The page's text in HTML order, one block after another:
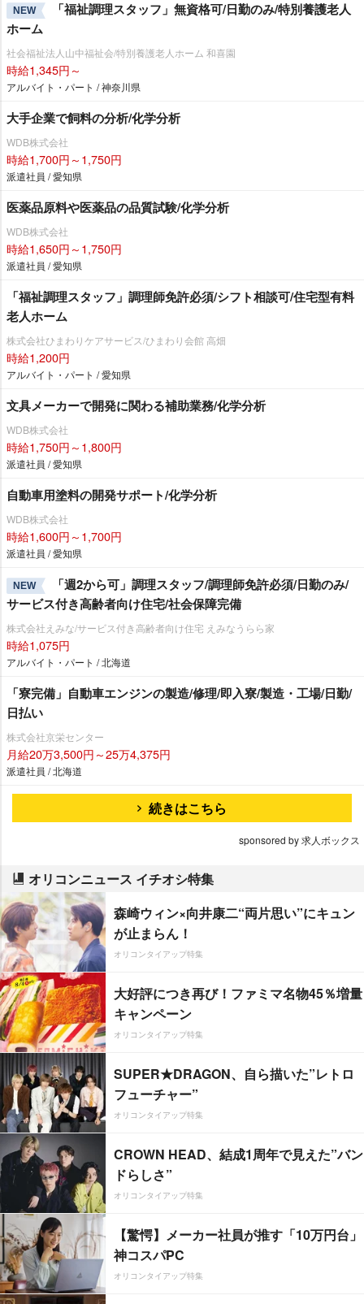
NEW
「福祉調理スタッフ」無資格可/日勤のみ/特別養護老人
ホーム
社会福祉法人山中福祉会/特別養護老人ホーム 和喜園
時給1,345円～
アルバイト・パート / 神奈川県
大手企業で飼料の分析/化学分析
WDB株式会社
時給1,700円～1,750円
派遣社員 / 愛知県
医薬品原料や医薬品の品質試験/化学分析
WDB株式会社
時給1,650円～1,750円
派遣社員 / 愛知県
「福祉調理スタッフ」調理師免許必須/シフト相談可/住宅型有料
老人ホーム
株式会社ひまわりケアサービス/ひまわり会館 高畑
時給1,200円
アルバイト・パート / 愛知県
文具メーカーで開発に関わる補助業務/化学分析
WDB株式会社
時給1,750円～1,800円
派遣社員 / 愛知県
自動車用塗料の開発サポート/化学分析
WDB株式会社
時給1,600円～1,700円
派遣社員 / 愛知県
NEW
「週2から可」調理スタッフ/調理師免許必須/日勤のみ/
サービス付き高齢者向け住宅/社会保障完備
株式会社えみな/サービス付き高齢者向け住宅 えみなうらら家
時給1,075円
アルバイト・パート / 北海道
「寮完備」自動車エンジンの製造/修理/即入寮/製造・工場/日勤/
日払い
株式会社京栄センター
月給20万3,500円～25万4,375円
派遣社員 / 北海道
続きはこちら
sponsored by 求人ボックス
オリコンニュース イチオシ特集
森崎ウィン×向井康二“両片思い”にキュン
が止まらん！
オリコンタイアップ特集
大好評につき再び！ファミマ名物45％増量
キャンペーン
オリコンタイアップ特集
SUPER★DRAGON、自ら描いた”レトロ
フューチャー”
オリコンタイアップ特集
CROWN HEAD、結成1周年で見えた”バン
ドらしさ”
オリコンタイアップ特集
【驚愕】メーカー社員が推す「10万円台」
神コスパPC
オリコンタイアップ特集